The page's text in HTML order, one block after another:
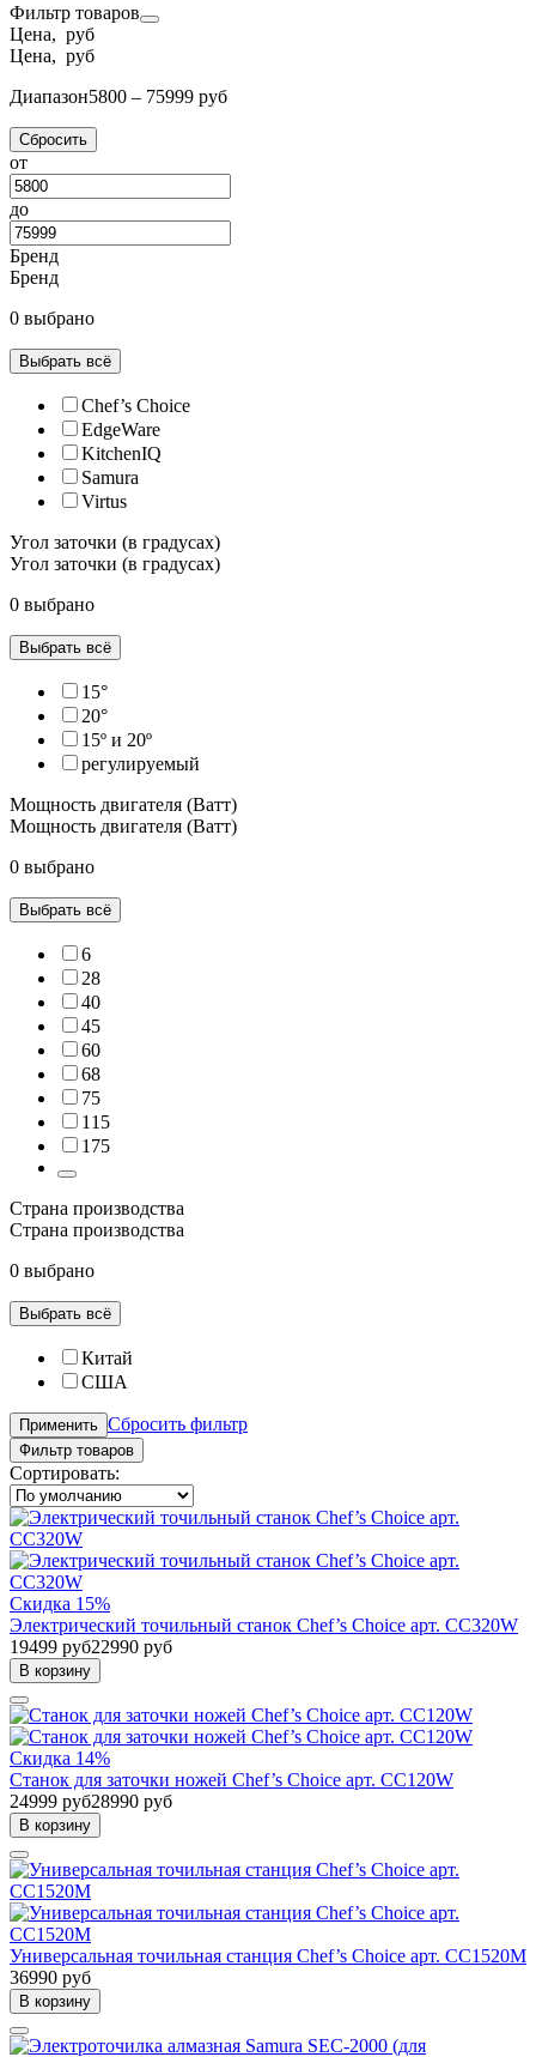
Фильтр товаров
Цена, руб
Цена, руб
Диапазон5800 – 75999 руб
Сбросить
от
до
Бренд
Бренд
0 выбрано
Выбрать всё
Chef’s Choice
EdgeWare
KitchenIQ
Samura
Virtus
Угол заточки (в градусах)
Угол заточки (в градусах)
0 выбрано
Выбрать всё
15°
20°
15º и 20º
регулируемый
Мощность двигателя (Ватт)
Мощность двигателя (Ватт)
0 выбрано
Выбрать всё
6
28
40
45
60
68
75
115
175
Страна производства
Страна производства
0 выбрано
Выбрать всё
Китай
США
Применить Сбросить фильтр
Фильтр товаров
Сортировать:
Скидка 15%
Электрический точильный станок Chef’s Choice арт. CC320W
19499 руб22990 руб
В корзину
Скидка 14%
Станок для заточки ножей Chef’s Choice арт. CC120W
24999 руб28990 руб
В корзину
Универсальная точильная станция Chef’s Choice арт. CC1520M
36990 руб
В корзину